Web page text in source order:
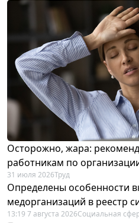
Осторожно, жара:
работникам по
31 июля 2026Труд
Определены особенности
медорганизаций в реестр
13:19 7 августа 2026Социальная